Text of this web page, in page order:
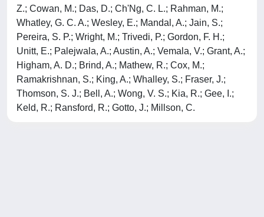
Z.; Cowan, M.; Das, D.; Ch'Ng, C. L.; Rahman, M.;
Whatley, G. C. A.; Wesley, E.; Mandal, A.; Jain, S.;
Pereira, S. P.; Wright, M.; Trivedi, P.; Gordon, F. H.;
Unitt, E.; Palejwala, A.; Austin, A.; Vemala, V.; Grant, A.;
Higham, A. D.; Brind, A.; Mathew, R.; Cox, M.;
Ramakrishnan, S.; King, A.; Whalley, S.; Fraser, J.;
Thomson, S. J.; Bell, A.; Wong, V. S.; Kia, R.; Gee, I.;
Keld, R.; Ransford, R.; Gotto, J.; Millson, C.